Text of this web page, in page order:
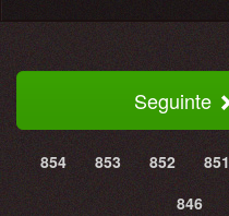
Seguinte
854 853 852 851
846